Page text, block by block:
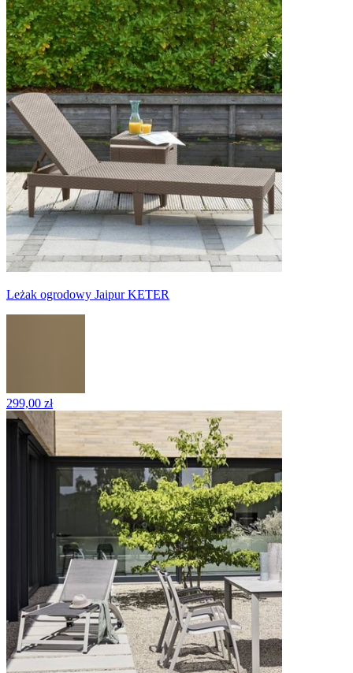
Leżak ogrodowy Jaipur KETER
299,00 zł